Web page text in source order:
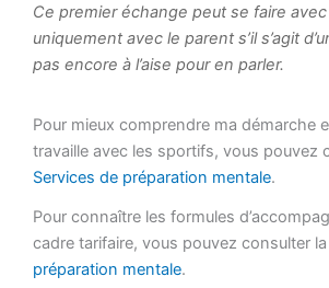
Ce premier échange peut se faire
uniquement avec le parent s’il s’agit
pas encore à l’aise pour en parler.
Pour mieux comprendre ma démarche
travaille avec les sportifs, vous pouvez
Services de préparation mentale.
Pour connaître les formules
cadre tarifaire, vous pouvez consulter
préparation mentale.